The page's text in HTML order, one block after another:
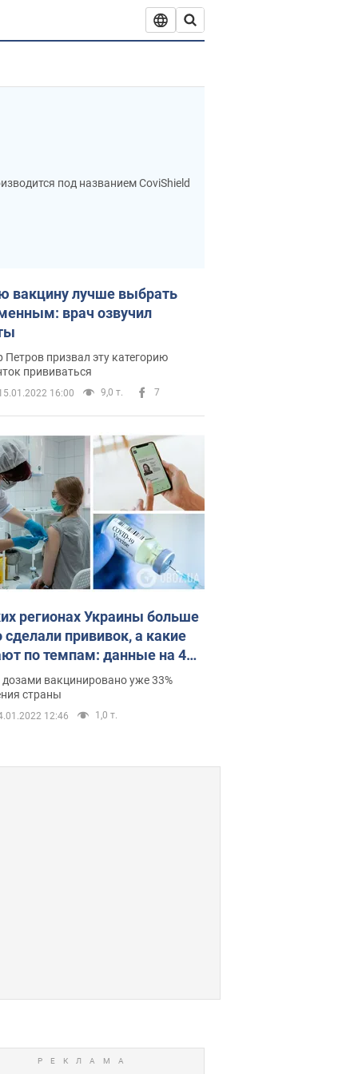
под названием CoviShield
время масштабного
молоком. ВОЗ предлагает
боль, чувство усталости,
составляет 5 случаев на
случаев образования тромбов, 7
над негативными
было приостановлено в
вакцину лучше выбрать
врач озвучил
Петров призвал эту категорию
прививаться
16:00 9,0 т. 7
регионах Украины больше
сделали прививок, а какие
по темпам: данные на 4
вакцинировано уже 33%
страны
12:46 1,0 т.